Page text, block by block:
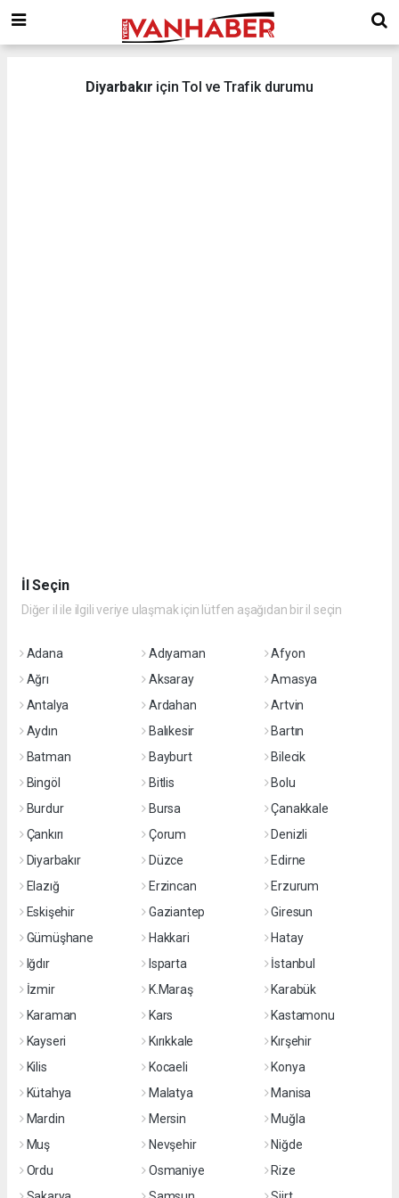
Diyarbakır için Tol ve Trafik durumu
İl Seçin
Diğer il ile ilgili veriye ulaşmak için lütfen aşağıdan bir il seçin
Adana Adıyaman
Afyon
Ağrı
Aksaray
Amasya
Antalya
Ardahan
Artvin
Aydın
Balıkesir
Bartın
Batman
Bayburt
Bilecik
Bingöl
Bitlis
Bolu
Burdur
Bursa
Çanakkale
Çankırı
Çorum
Denizli
Diyarbakır
Düzce
Edirne
Elazığ
Erzincan
Erzurum
Eskişehir
Gaziantep
Giresun
Gümüşhane
Hakkari
Hatay
Iğdır
Isparta
İstanbul
İzmir
K.Maraş
Karabük
Karaman
Kars
Kastamonu
Kayseri
Kırıkkale
Kırşehir
Kilis
Kocaeli
Konya
Kütahya
Malatya
Manisa
Mardin
Mersin
Muğla
Muş
Nevşehir
Niğde
Ordu
Osmaniye
Rize